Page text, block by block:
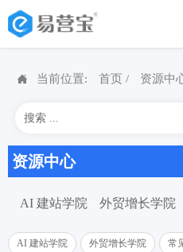
 当前位置: 首页 / 资源中
资源中心
AI 建站学院 外贸增长学院
AI 建站学院 外贸增长学院 常